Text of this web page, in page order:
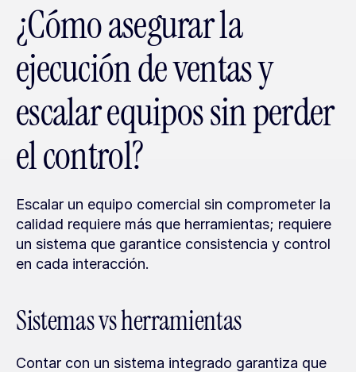
¿Cómo asegurar la
ejecución de ventas y
escalar equipos sin perder
el control?
Escalar un equipo comercial sin comprometer la
calidad requiere más que herramientas; requiere
un sistema que garantice consistencia y control
en cada interacción.
Sistemas vs herramientas
Contar con un sistema integrado garantiza que